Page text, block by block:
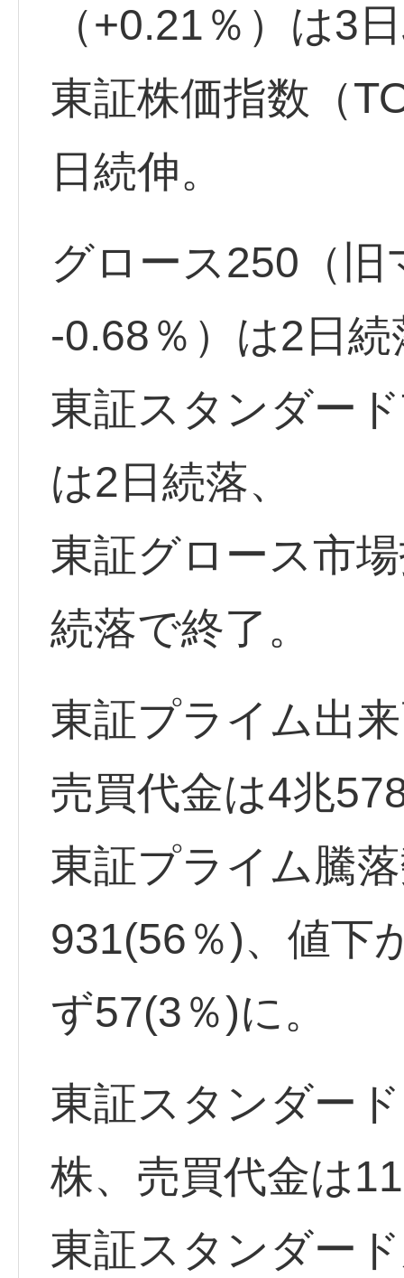
（+0.21％）は3
東証株価指数（
日続伸。
グロース250（
-0.68％）は2日続
東証スタンダー
は2日続落、
東証グロース市
続落で終了。
東証プライム出
売買代金は4兆
東証プライム騰
931(56％)、値下
ず57(3％)に。
東証スタンダー
株、売買代金は
東証スタンダー